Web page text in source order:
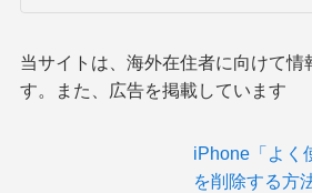
当サイトは、海外在住者に向けて情
す。また、広告を掲載しています
iPhone「よく
を削除する方